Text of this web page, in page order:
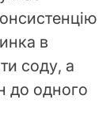
в
соду, а
до одного